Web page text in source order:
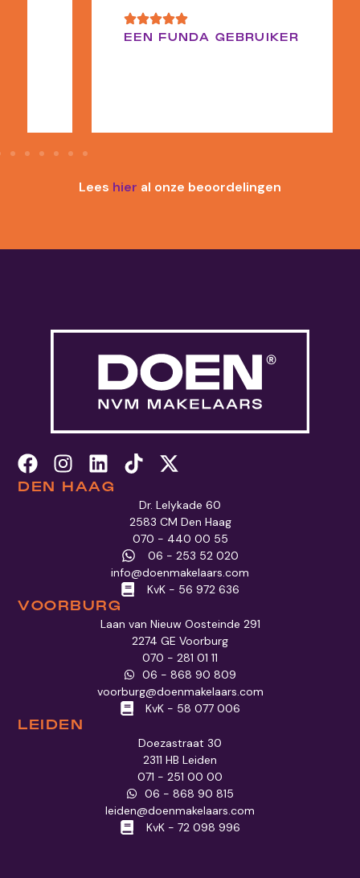
EEN FUNDA GEBRUIKER
Lees hier al onze beoordelingen
DEN HAAG
Dr. Lelykade 60
2583 CM Den Haag
070 - 440 00 55
06 - 253 52 020
info@doenmakelaars.com
KvK - 56 972 636
VOORBURG
Laan van Nieuw Oosteinde 291
2274 GE Voorburg
070 - 281 01 11
06 - 868 90 809
voorburg@doenmakelaars.com
KvK - 58 077 006
LEIDEN
Doezastraat 30
2311 HB Leiden
071 - 251 00 00
06 - 868 90 815
leiden@doenmakelaars.com
KvK - 72 098 996